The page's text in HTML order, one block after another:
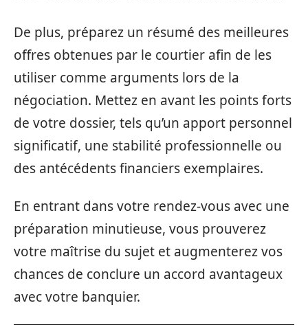
De plus, préparez un résumé des meilleures
offres obtenues par le courtier afin de les
utiliser comme arguments lors de la
négociation. Mettez en avant les points forts
de votre dossier, tels qu’un apport personnel
significatif, une stabilité professionnelle ou
des antécédents financiers exemplaires.
En entrant dans votre rendez-vous avec une
préparation minutieuse, vous prouverez
votre maîtrise du sujet et augmenterez vos
chances de conclure un accord avantageux
avec votre banquier.